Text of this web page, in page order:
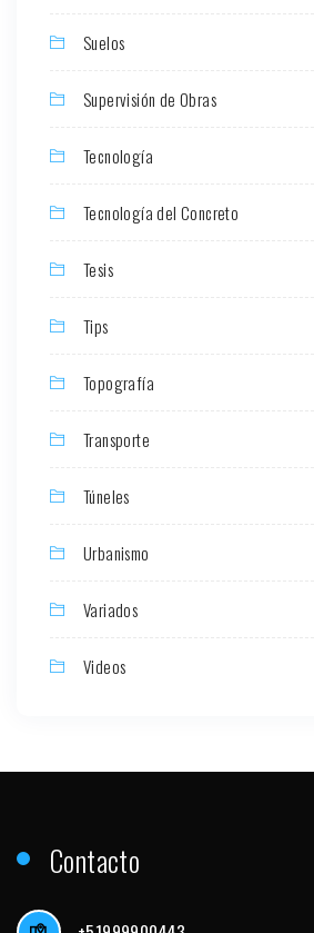
Suelos
Supervisión de Obras
Tecnología
Tecnología del Concreto
Tesis
Tips
Topografía
Transporte
Túneles
Urbanismo
Variados
Videos
Contacto